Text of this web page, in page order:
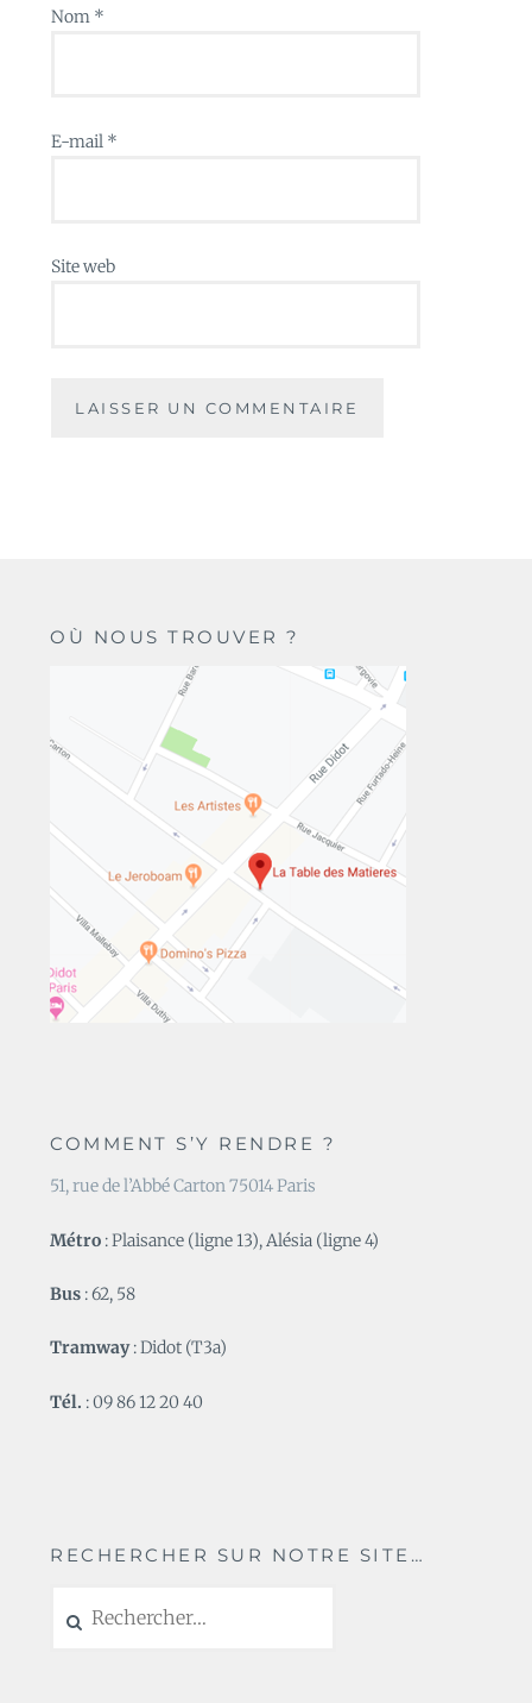
Nom *
E-mail *
Site web
OÙ NOUS TROUVER ?
COMMENT S’Y RENDRE ?
51, rue de l’Abbé Carton 75014 Paris
Métro : Plaisance (ligne 13), Alésia (ligne 4)
Bus : 62, 58
Tramway: Didot (T3a)
Tél. : 09 86 12 20 40
RECHERCHER SUR NOTRE SITE…